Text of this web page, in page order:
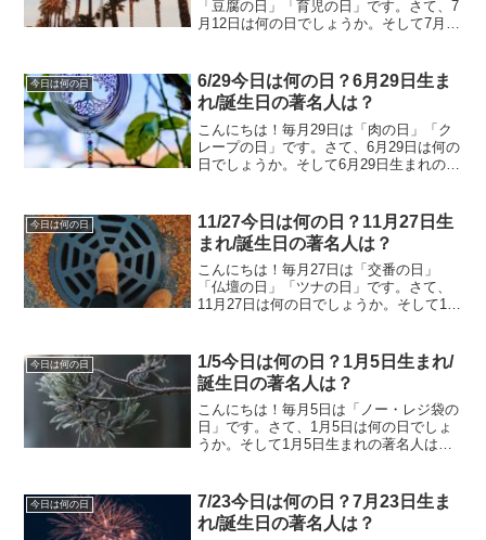
「豆腐の日」「育児の日」です。さて、7
月12日は何の日でしょうか。そして7月12
まれ/誕生日の著名人は？7月12日は何の
日？...
今日は何の日
6/29今日は何の日？6月29日生ま
れ/誕生日の著名人は？
こんにちは！毎月29日は「肉の日」「ク
レープの日」です。さて、6月29日は何の
日でしょうか。そして6月29日生まれの著
日の著名人は？6月29日は何の日？佃煮の
日佃...
今日は何の日
11/27今日は何の日？11月27日生
まれ/誕生日の著名人は？
こんにちは！毎月27日は「交番の日」
「仏壇の日」「ツナの日」です。さて、
11月27日は何の日でしょうか。そして11
27日生まれ/誕生日の著名人は？11月27
日...
今日は何の日
1/5今日は何の日？1月5日生まれ/
誕生日の著名人は？
こんにちは！毎月5日は「ノー・レジ袋の
日」です。さて、1月5日は何の日でしょ
うか。そして1月5日生まれの著名人はど
1月5日は何の日？ 囲碁の日「い(1)ご(5)...
今日は何の日
7/23今日は何の日？7月23日生ま
れ/誕生日の著名人は？